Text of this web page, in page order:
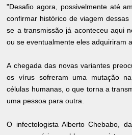
"Desafio agora, possivelmente até
confirmar histórico de viagem
se a transmissão já aconteceu aqui
ou se eventualmente eles adquiriram
A chegada das novas variantes
os vírus sofreram uma mutação
células humanas, o que torna a
uma pessoa para outra.
O infectologista Alberto Chebabo,